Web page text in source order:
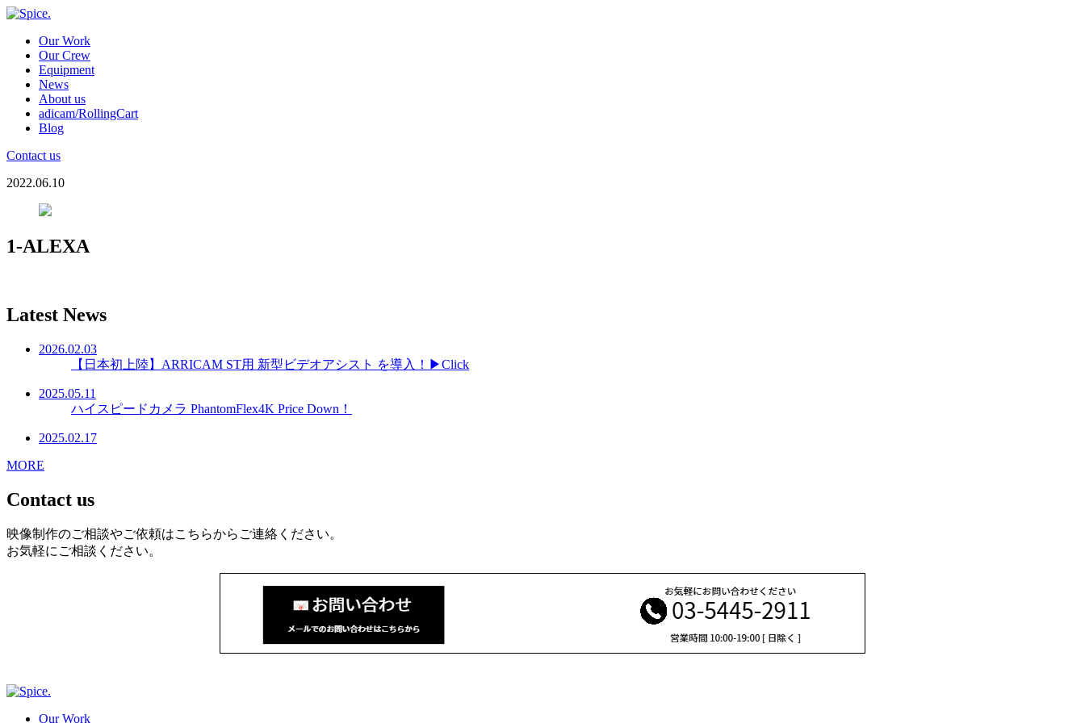
Our Work
Our Crew
Equipment
News
About us
adicam/RollingCart
Blog
Contact us
2022.06.10
1-ALEXA
Latest News
2026.02.03
【日本初上陸】ARRICAM ST用 新型ビデオアシスト を導入！▶Click
2025.05.11
ハイスピードカメラ PhantomFlex4K Price Down！
2025.02.17
MORE
Contact us
映像制作のご相談やご依頼はこちらからご連絡ください。
お気軽にご相談ください。
Our Work